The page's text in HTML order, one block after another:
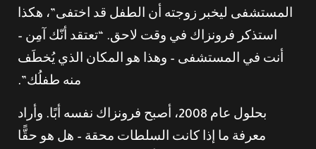
المستشفى ليخبر زوجته أن الطفل قد اختفى”، هكذا
استذكر فرونزاك في وقت لاحق. “تعتقد أنّك آمِن –
أنت في المستشفى – وهذا هو المكان الذي يُخطَف
منه طفلُك”.
بحلول عام 2008، أصبح فرونزاك نفسه أبًا. وأراد
معرفة ما إذا كانت السلطات محقة – هل هو حقًّا